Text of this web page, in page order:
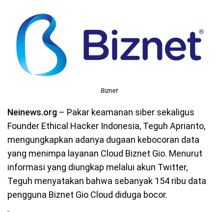
Biznet
Neinews.org – Pakar keamanan siber sekaligus
Founder Ethical Hacker Indonesia, Teguh Aprianto,
mengungkapkan adanya dugaan kebocoran data
yang menimpa layanan Cloud Biznet Gio. Menurut
informasi yang diungkap melalui akun Twitter,
Teguh menyatakan bahwa sebanyak 154 ribu data
pengguna Biznet Gio Cloud diduga bocor.